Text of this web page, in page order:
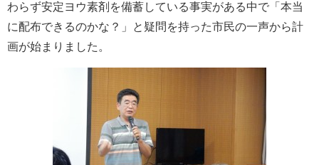
わらず安定ヨウ素剤を備蓄している事実がある中で「本当
に配布できるのかな？」と疑問を持った市民の一声から計
画が始まりました。